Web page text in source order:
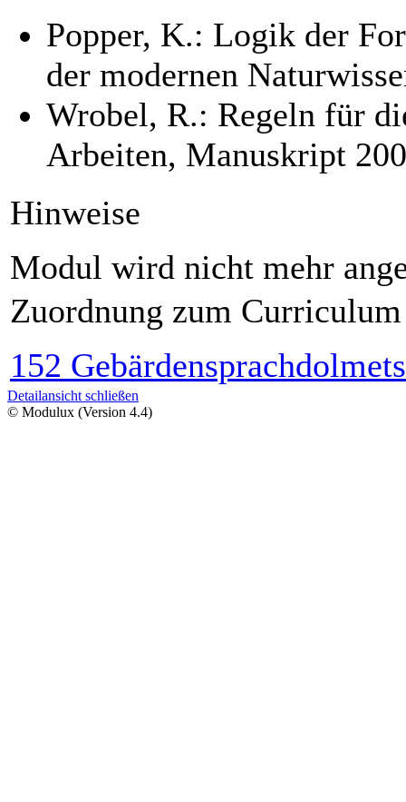
Popper, K.: Logik der
der modernen
Wrobel, R.: Regeln für
Arbeiten, Manuskript
Hinweise
Modul wird nicht mehr
Zuordnung zum Curriculum
152
Detailansicht schließen
© Modulux (Version 4.4)